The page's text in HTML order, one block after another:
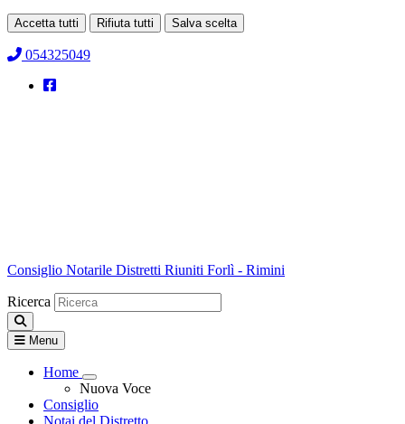
Accetta tutti Rifiuta tutti Salva scelta
054325049
Consiglio Notarile Distretti Riuniti Forlì - Rimini
Ricerca
Menu
Home
Visualizza menù di secondo livello
Nuova Voce
Consiglio